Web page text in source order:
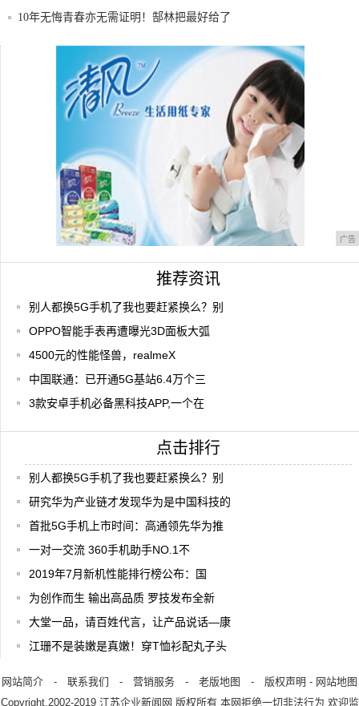
10年无悔青春亦无需证明！郜林把最好给了
骁龙865+90HZ三星定制屏，魅族17发布
广告
推荐资讯
别人都换5G手机了我也要赶紧换么？别
OPPO智能手表再遭曝光3D面板大弧
4500元的性能怪兽，realmeX
中国联通：已开通5G基站6.4万个三
3款安卓手机必备黑科技APP,一个在
点击排行
别人都换5G手机了我也要赶紧换么？别
研究华为产业链才发现华为是中国科技的
首批5G手机上市时间：高通领先华为推
一对一交流 360手机助手NO.1不
2019年7月新机性能排行榜公布：国
为创作而生 输出高品质 罗技发布全新
大堂一品，请百姓代言，让产品说话—康
江珊不是装嫩是真嫩！穿T恤衫配丸子头
网站简介 - 联系我们 - 营销服务 - 老版地图 - 版权声明 - 网站地图
Copyright.2002-2019 江苏企业新闻网 版权所有 本网拒绝一切非法行为 欢迎监